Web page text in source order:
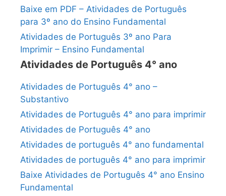
Baixe em PDF – Atividades de Português
para 3º ano do Ensino Fundamental
Atividades de Português 3º ano Para
Imprimir – Ensino Fundamental
Atividades de Português 4° ano
Atividades de Português 4° ano –
Substantivo
Atividades de Português 4° ano para imprimir
Atividades de Português 4° ano
Atividades de português 4° ano fundamental
Atividades de português 4° ano para imprimir
Baixe Atividades de Português 4° ano Ensino
Fundamental